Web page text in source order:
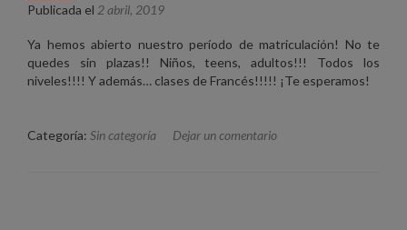
Publicada el 2 abril, 2019
Ya hemos abierto nuestro período de matriculación! No te
quedes sin plazas!! Niños, teens, adultos!!! Todos los
niveles!!!! Y además… clases de Francés!!!!! ¡Te esperamos!
Categoría: Sin categoría Dejar un comentario